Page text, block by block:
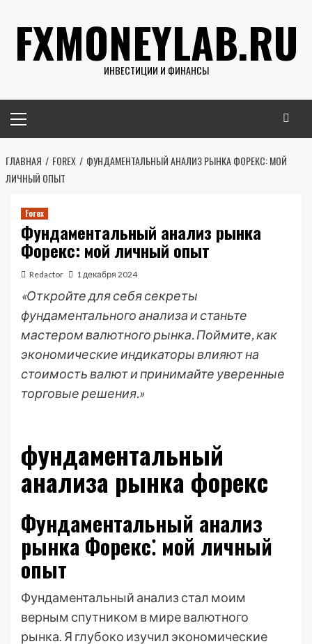
содержимому
FXMONEYLAB.RU
ИНВЕСТИЦИИ И ФИНАНСЫ
меню
ГЛАВНАЯ FOREX
ФУНДАМЕНТАЛЬНЫЙ АНАЛИЗ РЫНКА ФОРЕКС: МОЙ
ЛИЧНЫЙ ОПЫТ
Forex
Фундаментальный анализ рынка
Форекс: мой личный опыт
Redactor 1 декабря 2024
«Откройте для себя секреты
фундаментального анализа и станьте
мастером валютного рынка. Поймите, как
экономические индикаторы влияют на
стоимость валют и принимайте уверенные
торговые решения.»
фундаментальный
анализа рынка форекс
Фундаментальный анализ
рынка Форекс⁚ мой личный
опыт
Фундаментальный анализ стал моим
верным спутником в мире валютного
рынка. Я глубоко изучил экономические